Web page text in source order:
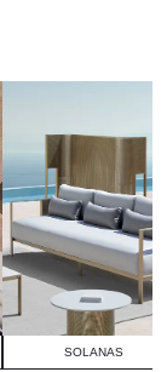
SOLANAS